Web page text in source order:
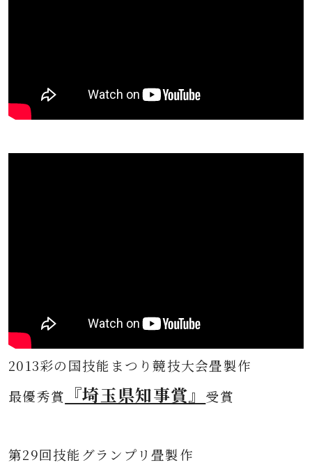
2013彩の国技能まつり競技大会畳製作
最優秀賞
『埼玉県知事賞』 受賞
第29回技能グランプリ畳製作